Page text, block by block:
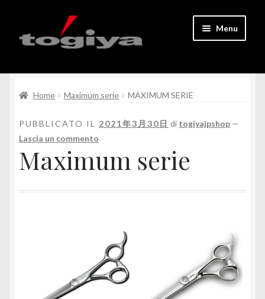
alla
navigazione
al
Menu
Tutti i prodotti
menu
contatto
Il mio account
Registrazione dei soci
menu
child
Home Maximum serie MAXIMUM SERIE
PUBBLICATO IL 2021年3月30日 di togiyajpshop —
Lascia un commento
Maximum serie